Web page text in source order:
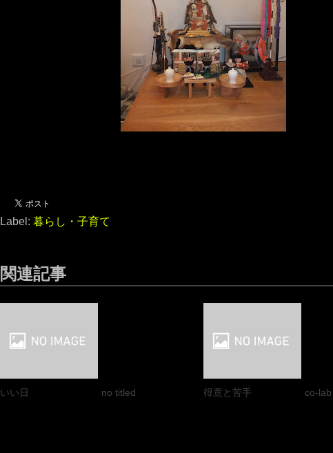
Label: 暮らし・子育て
関連記事
いい日 no titled 得意と苦手 co-lab